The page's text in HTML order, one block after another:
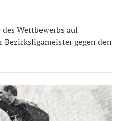
Wettbewerbs auf
Bezirksligameister gegen den